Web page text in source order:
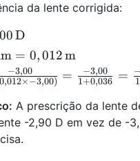
da lente corrigida:
00D
= 0,012m
,012×−3,00)
−3,00 = 1+0,036
−3,00 = 1
−
A prescrição da lente
-2,90 D em vez de -